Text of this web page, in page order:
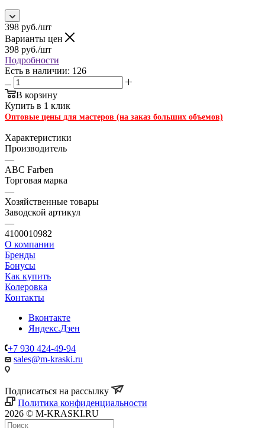
398 руб./шт
Варианты цен
398 руб./шт
Подробности
Есть в наличии: 126
В корзину
Купить в 1 клик
Оптовые цены для мастеров (на заказ больших объемов)
Характеристики
Производитель
—
ABC Farben
Торговая марка
—
Хозяйственные товары
Заводской артикул
—
4100010982
О компании
Бренды
Бонусы
Как купить
Колеровка
Контакты
Вконтакте
Яндекс.Дзен
+7 930 424-49-94
sales@m-kraski.ru
Подписаться на рассылку
Политика конфиденциальности
2026 © M-KRASKI.RU